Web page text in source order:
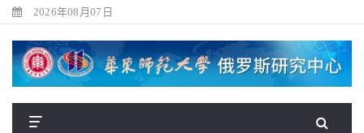
2026年08月07日